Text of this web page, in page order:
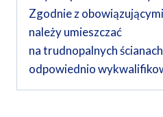
Zgodnie z
należy umieszczać
na trudnopalnych
odpowiednio